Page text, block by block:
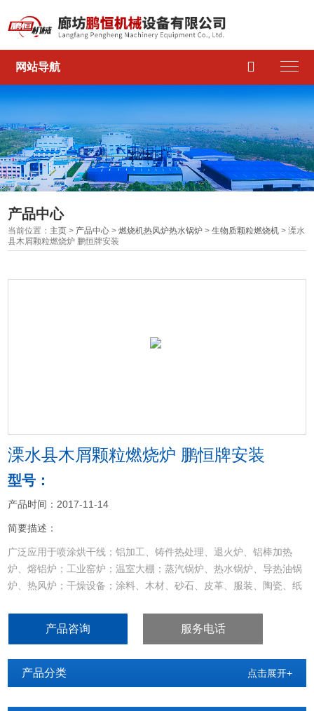
网站导航 
产品中心
当前位置： 主页 > 产品中心 >燃烧机热风炉热水锅炉 >生物质颗粒燃烧机 > 溧水
县木屑颗粒燃烧炉 鹏恒牌安装
溧水县木屑颗粒燃烧炉 鹏恒牌安装
型号：
产品时间：2017-11-14
简要描述：
广泛应用于喷涂烘干线；铝加工、铸件热处理、退火炉、铝棒加热
炉、熔铝炉；工业窑炉；温室大棚；蒸汽锅炉、热水锅炉、导热油锅
炉、热风炉；干燥设备；涂料、木材、砂石、皮革、服装、陶瓷、纸
产品咨询 服务电话
产品分类 点击展开+